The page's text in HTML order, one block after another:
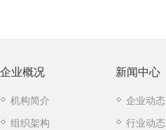
企业概况
机构简介
组织架构
新闻中心
企业动态
行业动态